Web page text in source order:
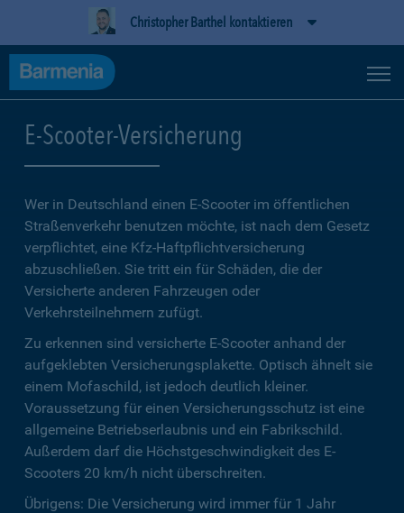
Christopher Barthel kontaktieren
E-Scooter-Versicherung
Wer in Deutschland einen E-Scooter im öffentlichen
Straßenverkehr benutzen möchte, ist nach dem Gesetz
verpflichtet, eine Kfz-Haftpflichtversicherung
abzuschließen. Sie tritt ein für Schäden, die der
Versicherte anderen Fahrzeugen oder
Verkehrsteilnehmern zufügt.
Zu erkennen sind versicherte E-Scooter anhand der
aufgeklebten Versicherungsplakette. Optisch ähnelt sie
einem Mofaschild, ist jedoch deutlich kleiner.
Voraussetzung für einen Versicherungsschutz ist eine
allgemeine Betriebserlaubnis und ein Fabrikschild.
Außerdem darf die Höchstgeschwindigkeit des E-
Scooters 20 km/h nicht überschreiten.
Übrigens: Die Versicherung wird immer für 1 Jahr